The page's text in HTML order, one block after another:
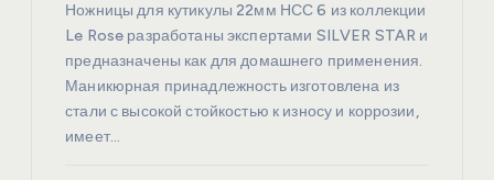
Ножницы для кутикулы 22мм НСС 6 из коллекции
Le Rose разработаны экспертами SILVER STAR и
предназначены как для домашнего применения.
Маникюрная принадлежность изготовлена из
стали с высокой стойкостью к износу и коррозии,
имеет…